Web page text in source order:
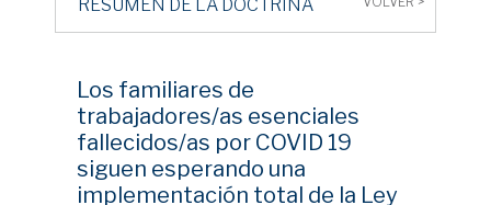
RESUMEN DE LA DOCTRINA
Los familiares de
trabajadores/as esenciales
fallecidos/as por COVID 19
siguen esperando una
implementación total de la Ley